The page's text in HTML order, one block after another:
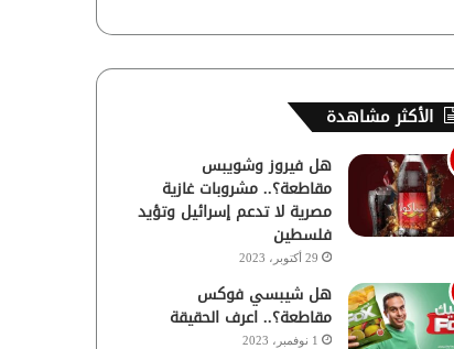
الأكثر مشاهدة
هل فيروز وشويبس
مقاطعة؟.. مشروبات غازية
مصرية لا تدعم إسرائيل وتؤيد
فلسطين
29 أكتوبر، 2023
هل شيبسي فوكس
مقاطعة؟.. اعرف الحقيقة
1 نوفمبر، 2023